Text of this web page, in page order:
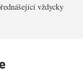
vždycky